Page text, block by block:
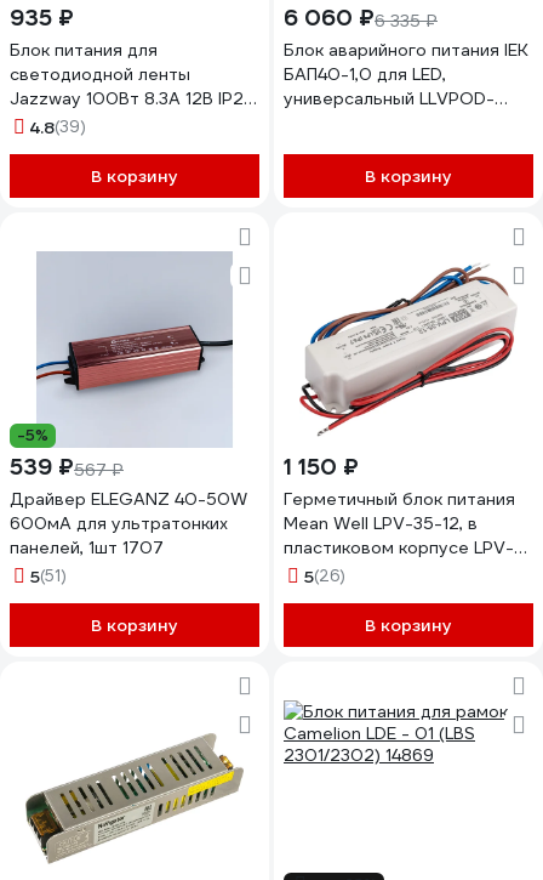
935 ₽
Блок питания для
светодиодной ленты
Jazzway 100Вт 8.3А 12В IP20
BSPS 5024342
4.8(39)
В корзину
6 060 ₽6 335 ₽
Блок аварийного питания IEK
БАП40-1,0 для LED,
универсальный LLVPOD-
В корзину
-5%
539 ₽567 ₽
Драйвер ELEGANZ 40-50W
600мА для ультратонких
панелей, 1шт 1707
5(51)
В корзину
1 150 ₽
Герметичный блок питания
Mean Well LPV-35-12, в
пластиковом корпусе LPV-
35-12
5(26)
В корзину